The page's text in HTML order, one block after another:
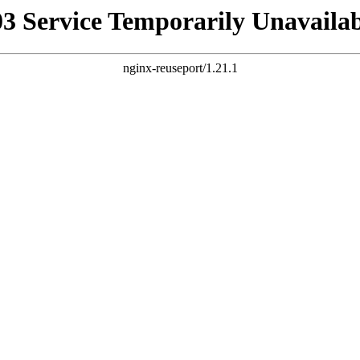
Service Temporarily
nginx-reuseport/1.21.1